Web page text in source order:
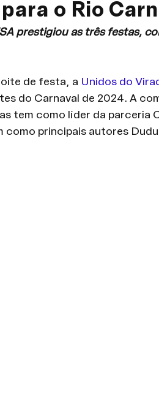
o Rio
prestigiou as três festas,
de festa, a Unidos do
do Carnaval de 2024. A
tem como líder da parceria
como principais autores